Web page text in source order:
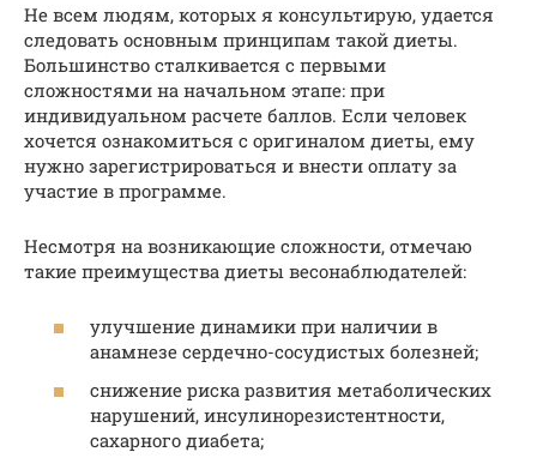
Не всем людям, которых я консультирую, удается
следовать основным принципам такой диеты.
Большинство сталкивается с первыми
сложностями на начальном этапе: при
индивидуальном расчете баллов. Если человек
хочется ознакомиться с оригиналом диеты, ему
нужно зарегистрироваться и внести оплату за
участие в программе.
Несмотря на возникающие сложности, отмечаю
такие преимущества диеты весонаблюдателей:
улучшение динамики при наличии в
анамнезе сердечно-сосудистых болезней;
снижение риска развития метаболических
нарушений, инсулинорезистентности,
сахарного диабета;